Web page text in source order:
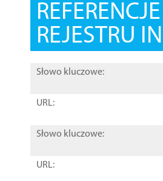
REJESTRU
Słowo kluczowe:
URL:
Słowo kluczowe:
URL: